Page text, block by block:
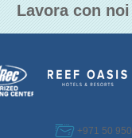
Lavora con noi
+971 50